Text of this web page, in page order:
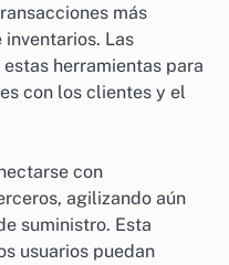
más
Las
herramientas para
con los clientes y el
con
agilizando aún
suministro. Esta
usuarios puedan